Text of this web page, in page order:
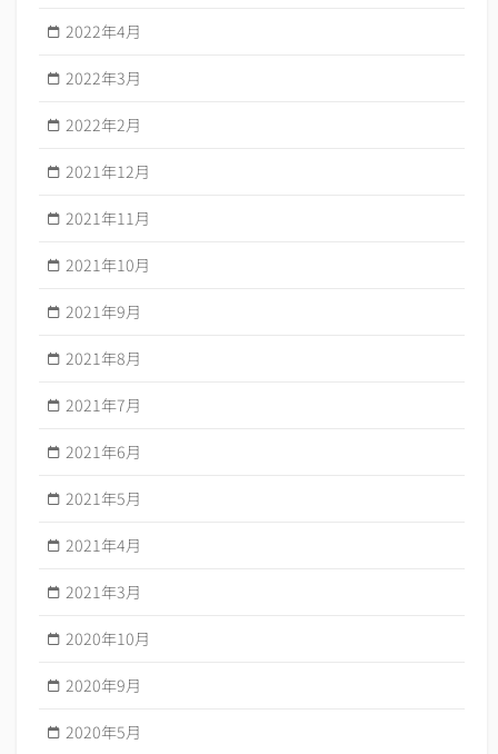
2022年4月
2022年3月
2022年2月
2021年12月
2021年11月
2021年10月
2021年9月
2021年8月
2021年7月
2021年6月
2021年5月
2021年4月
2021年3月
2020年10月
2020年9月
2020年5月